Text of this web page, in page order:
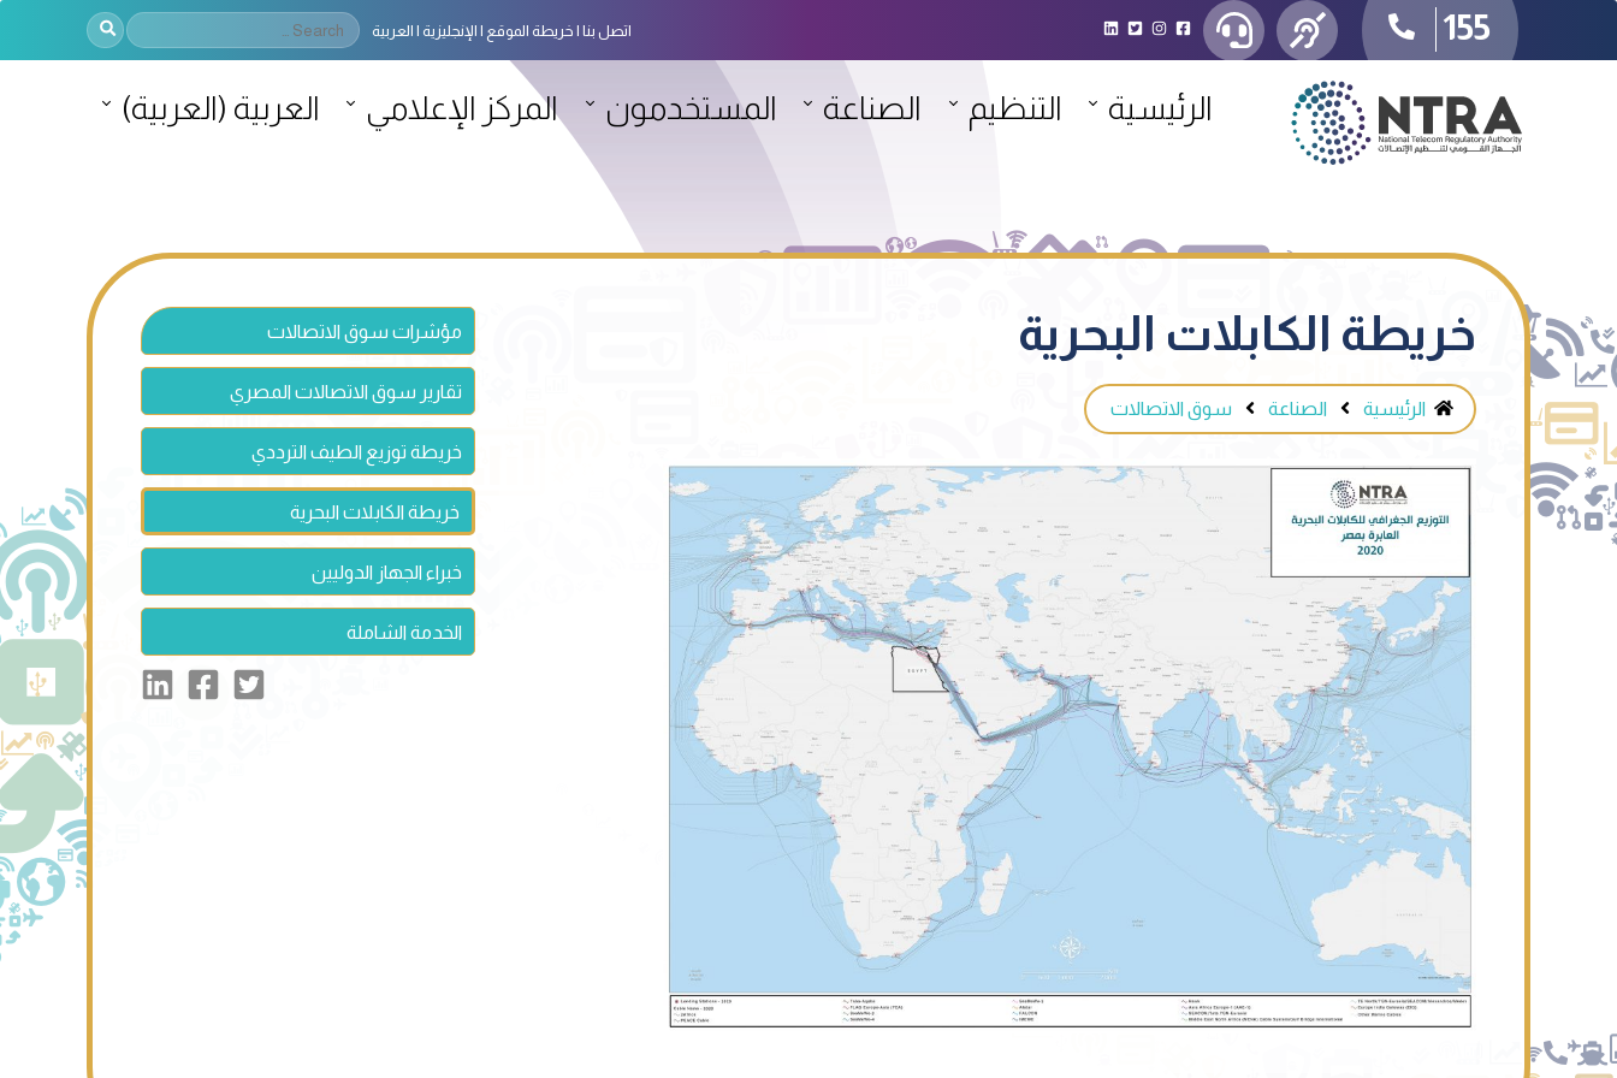
155 اتصل بنا خريطة الموقع الإنجليزية العربية
الرئيسية التنظيم الصناعة المستخدمون المركز الإعلامي العربية (العربية)
خريطة الكابلات البحرية
الرئيسية الصناعة سوق الاتصالات
مؤشرات سوق الاتصالات
تقارير سوق الاتصالات المصري
خريطة توزيع الطيف الترددي
خريطة الكابلات البحرية
خبراء الجهاز الدوليين
الخدمة الشاملة